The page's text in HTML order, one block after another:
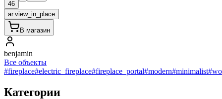
46
ar.view_in_place
В магазин
benjamin
Все объекты
#fireplace#electric_fireplace#fireplace_portal#modern#minimalist
Категории